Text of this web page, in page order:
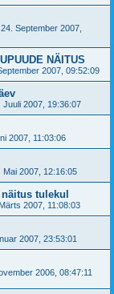
September 2007,
NÄITUS
2007, 09:52:09
Juuli 2007, 19:36:07
2007, 11:03:06
Mai 2007, 12:16:05
tulekul
2007, 11:08:03
2007, 23:53:01
2006, 08:47:11